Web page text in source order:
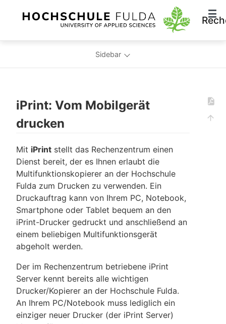
Sidebar
iPrint: Vom Mobilgerät
drucken
Mit iPrint stellt das Rechenzentrum einen
Dienst bereit, der es Ihnen erlaubt die
Multifunktionskopierer an der Hochschule
Fulda zum Drucken zu verwenden. Ein
Druckauftrag kann von Ihrem PC, Notebook,
Smartphone oder Tablet bequem an den
iPrint-Drucker gedruckt und anschließend an
einem beliebigen Multifunktionsgerät
abgeholt werden.
Der im Rechenzentrum betriebene iPrint
Server kennt bereits alle wichtigen
Drucker/Kopierer an der Hochschule Fulda.
An Ihrem PC/Notebook muss lediglich ein
einziger neuer Drucker (der iPrint Server)